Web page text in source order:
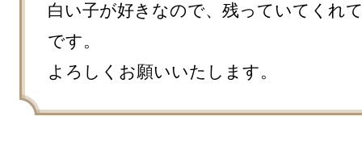
白い子が好きなので、残っていてくれ
です。
よろしくお願いいたします。